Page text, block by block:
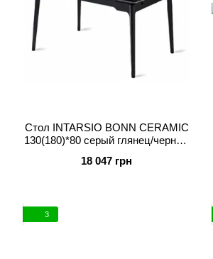
Стол INTARSIO BONN CERAMIC
130(180)*80 серый глянец/черный
18 047 грн
3